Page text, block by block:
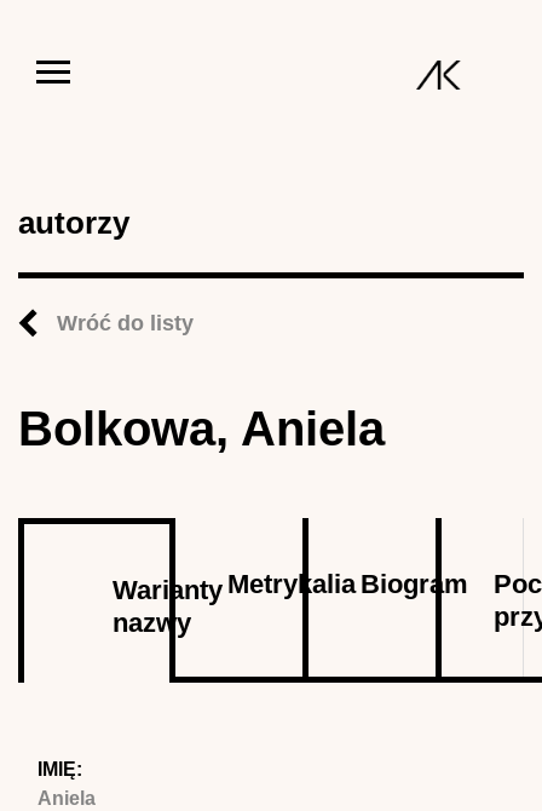
autorzy
Wróć do listy
Bolkowa, Aniela
Warianty
nazwy
karta)
MetrykaliaBiogram
IMIĘ:
Aniela